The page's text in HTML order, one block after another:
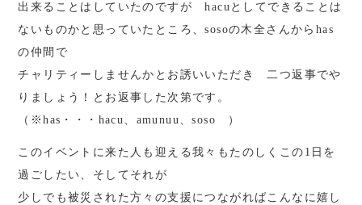
出来ることはしていたのですが hacuとしてできることは
ないものかと思っていたところ、sosoの木全さんからhas
の仲間で
チャリティーしませんかとお誘いいただき 二つ返事でや
りましょう！とお返事した次第です。
（※has・・・hacu、amunuu、soso ）
このイベントに来た人も迎える我々もたのしくこの1日を
過ごしたい、そしてそれが
少しでも被災された方々の支援につながればこんなに嬉し